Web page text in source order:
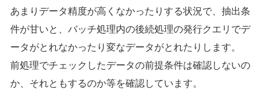
あまりデータ精度が高くなかったりする状況で、抽出条
件が甘いと、バッチ処理内の後続処理の発行クエリでデ
ータがとれなかったり変なデータがとれたりします。
前処理でチェックしたデータの前提条件は確認しないの
か、それともするのか等を確認しています。